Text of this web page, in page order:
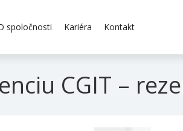
spoločnosti Kariéra Kontakt
CGIT –